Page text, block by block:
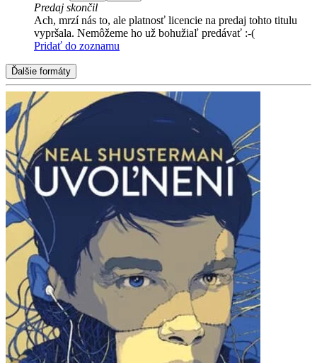
Predaj skončil
Ach, mrzí nás to, ale platnosť licencie na predaj tohto titulu
vypršala. Nemôžeme ho už bohužiaľ predávať :-(
Pridať do zoznamu
Ďalšie formáty